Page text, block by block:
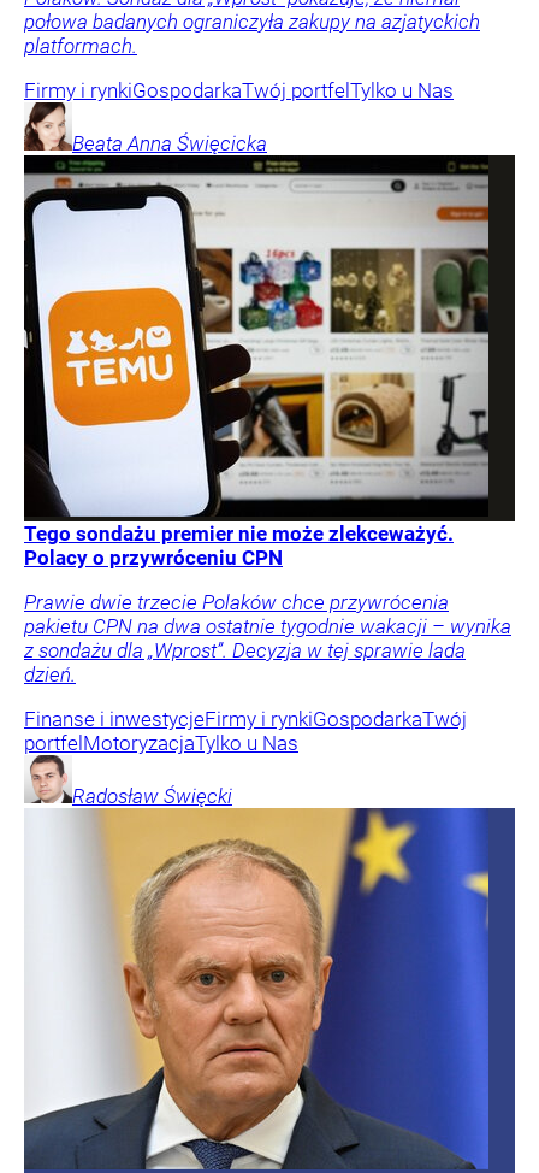
połowa badanych ograniczyła zakupy na azjatyckich
platformach.
Firmy i rynkiGospodarkaTwój portfel Tylko u Nas
Beata Anna Święcicka
Tego sondażu premier nie może zlekceważyć.
Polacy o przywróceniu CPN
Prawie dwie trzecie Polaków chce przywrócenia
pakietu CPN na dwa ostatnie tygodnie wakacji – wynika
z sondażu dla „Wprost”. Decyzja w tej sprawie lada
dzień.
Finanse i inwestycjeFirmy i rynkiGospodarkaTwój
portfel MotoryzacjaTylko u Nas
Radosław Święcki